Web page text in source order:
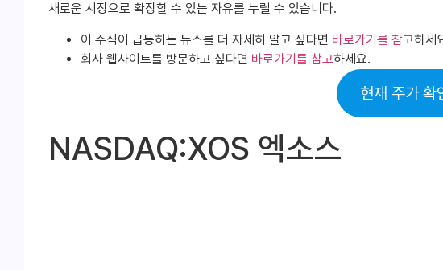
새로운 시장으로 확장할 수 있는 자유를 누릴 수 있습니다.
이 주식이 급등하는 뉴스를 더 자세히 알고 싶다면 바로가기를 참고하세
회사 웹사이트를 방문하고 싶다면 바로가기를 참고하세요.
현재 주가 확
NASDAQ:XOS 엑소스